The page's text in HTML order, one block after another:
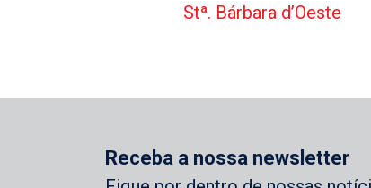
Stª. Bárbara d’Oeste
Receba a nossa newsletter